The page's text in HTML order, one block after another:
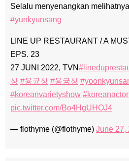
Selalu menyenangkan
#yunkyunsang
LINE UP RESTAURANT / A
EPS. 23
27 JUNI 2022, TVN
상 #융균상 #융귱상
#koreanvarietyshow #koreanactor
pic.twitter.com/Bo4HgUHOJ4
— flothyme (@flothyme) June 27,